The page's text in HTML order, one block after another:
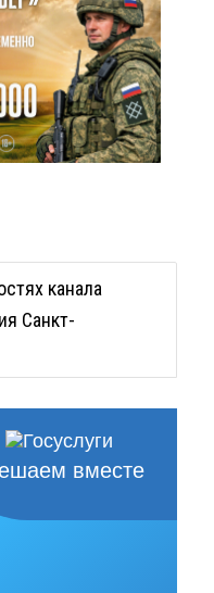
канала
Санкт-
вместе